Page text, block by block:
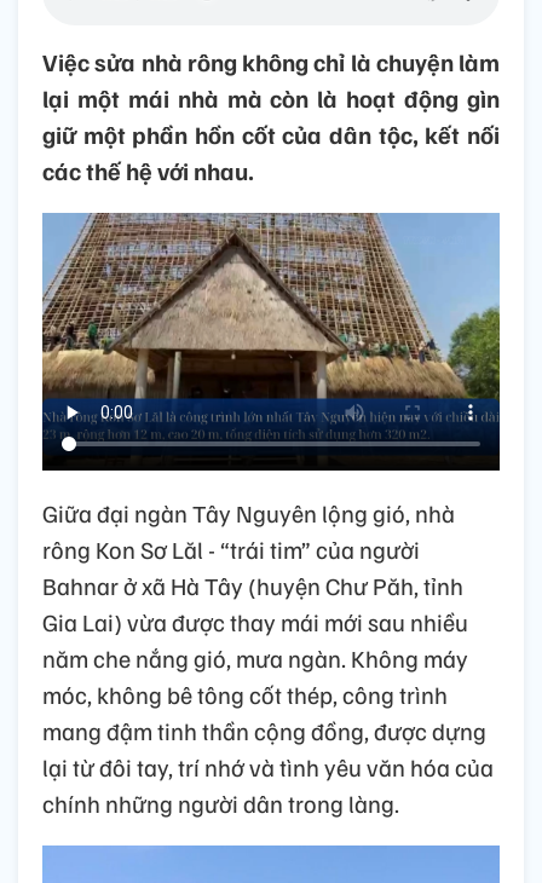
Việc sửa nhà rông không chỉ là chuyện làm
lại một mái nhà mà còn là hoạt động gìn
giữ một phần hồn cốt của dân tộc, kết nối
các thế hệ với nhau.
Giữa đại ngàn Tây Nguyên lộng gió, nhà
rông Kon Sơ Lăl - “trái tim” của người
Bahnar ở xã Hà Tây (huyện Chư Păh, tỉnh
Gia Lai) vừa được thay mái mới sau nhiều
năm che nắng gió, mưa ngàn. Không máy
móc, không bê tông cốt thép, công trình
mang đậm tinh thần cộng đồng, được dựng
lại từ đôi tay, trí nhớ và tình yêu văn hóa của
chính những người dân trong làng.